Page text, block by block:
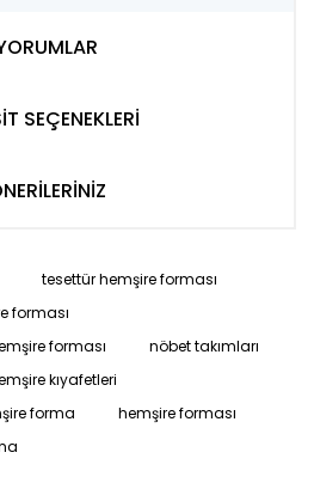
SEÇENEKLERİ
tesettür hemşire forması
forması
forması
nöbet takımları
kıyafetleri
forma
hemşire forması